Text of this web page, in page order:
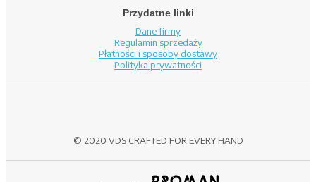
Przydatne linki
Dane firmy
Regulamin sprzedaży
Płatności i sposoby dostawy
Polityka prywatności
© 2020 VDS CRAFTED FOR EVERY HAND